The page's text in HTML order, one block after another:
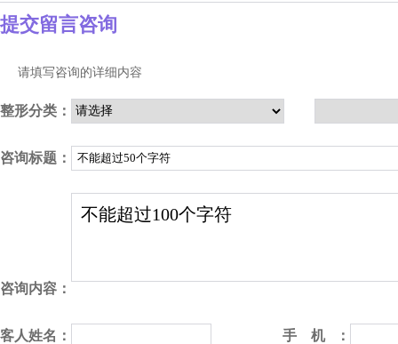
提交留言咨询
请填写咨询的详细内容
整形分类：
咨询标题：
咨询内容：
客人姓名： 手 机 ：